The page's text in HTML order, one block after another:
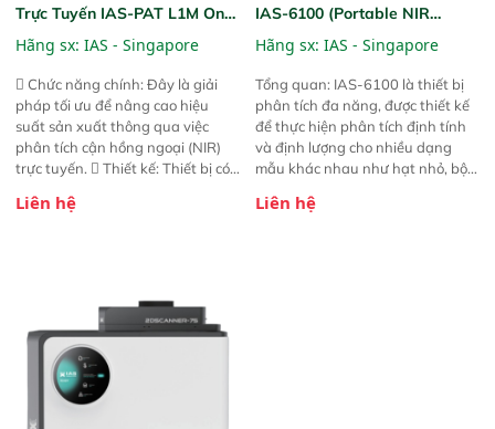
Trực Tuyến IAS-PAT L1M On-
Line NIR
Hãng sx: IAS - Singapore
 Chức năng chính: Đây là giải
pháp tối ưu để nâng cao hiệu
suất sản xuất thông qua việc
phân tích cận hồng ngoại (NIR)
trực tuyến.  Thiết kế: Thiết bị có
hỗ trợ tản nhiệt tăng cường và đã
liệu để tăng chỉ số ROI cho doanh
nghiệp.
Liên hệ
IAS-6100 (Portable NIR
Analyzer)
Hãng sx: IAS - Singapore
Tổng quan: IAS-6100 là thiết bị
phân tích đa năng, được thiết kế
để thực hiện phân tích định tính
và định lượng cho nhiều dạng
mẫu khác nhau như hạt nhỏ, bột,
này cho phép bất kỳ ai cũng có
Liên hệ